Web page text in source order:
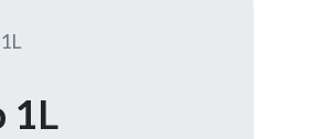
1L